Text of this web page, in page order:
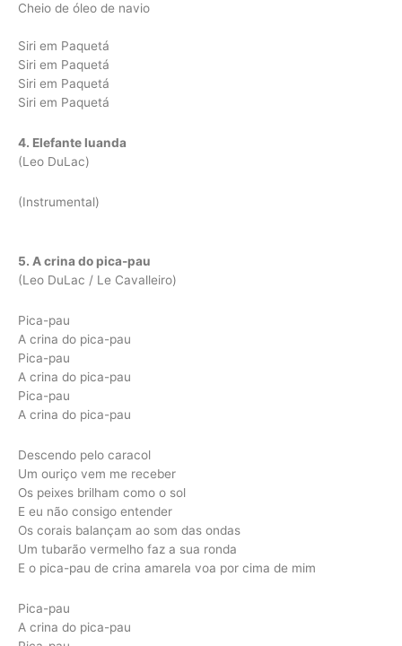
Cheio de óleo de navio
Siri em Paquetá
Siri em Paquetá
Siri em Paquetá
Siri em Paquetá
4. Elefante luanda
(Leo DuLac)
(Instrumental)
5. A crina do pica-pau
(Leo DuLac / Le Cavalleiro)
Pica-pau
A crina do pica-pau
Pica-pau
A crina do pica-pau
Pica-pau
A crina do pica-pau
Descendo pelo caracol
Um ouriço vem me receber
Os peixes brilham como o sol
E eu não consigo entender
Os corais balançam ao som das ondas
Um tubarão vermelho faz a sua ronda
E o pica-pau de crina amarela voa por cima de mim
Pica-pau
A crina do pica-pau